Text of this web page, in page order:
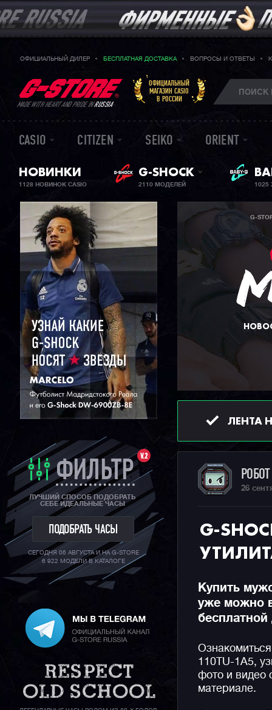
ОФИЦИАЛЬНЫЙ ДИЛЕР БЕСПЛАТНАЯ ДОСТАВКА ВОПРОСЫ И ОТВЕТЫ
MADE WITH HEART AND PRIDE INRUSSIA
ОФИЦИАЛЬНЫЙ
МАГАЗИН CASIO
В РОССИИ
CASIO CITIZEN SEIKO ORIENT
НОВИНКИ
1128 НОВИНОК CASIO
G-SHOCK
2110 МОДЕЛЕЙ
V.2
ФИЛЬТР
ЛУЧШИЙ СПОСОБ ПОДОБРАТЬ
СЕБЕ ИДЕАЛЬНЫЕ ЧАСЫ
ПОДОБРАТЬ ЧАСЫ
СЕГОДНЯ 06 АВГУСТА И НА G-STORE
6 922 МОДЕЛИ В КАТАЛОГЕ
G-
ЛЕНТА
26
G-
Купить
уже можно
110TU-1A5,
фото и видео
материале.